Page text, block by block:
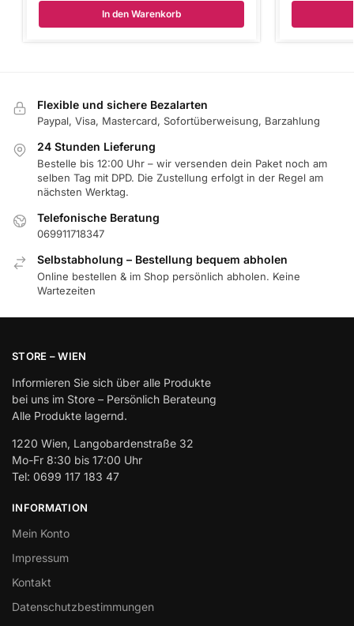
In den Warenkorb
Flexible und sichere Bezalarten
Paypal, Visa, Mastercard, Sofortüberweisung, Barzahlung
24 Stunden Lieferung
Bestelle bis 12:00 Uhr – wir versenden dein Paket noch am
selben Tag mit DPD. Die Zustellung erfolgt in der Regel am
nächsten Werktag.
Telefonische Beratung
069911718347
Selbstabholung – Bestellung bequem abholen
Online bestellen & im Shop persönlich abholen. Keine
Wartezeiten
STORE – WIEN
Informieren Sie sich über alle Produkte
bei uns im Store – Persönlich Berateung
Alle Produkte lagernd.
1220 Wien, Langobardenstraße 32
Mo-Fr 8:30 bis 17:00 Uhr
Tel: 0699 117 183 47
INFORMATION
Mein Konto
Impressum
Kontakt
Datenschutzbestimmungen